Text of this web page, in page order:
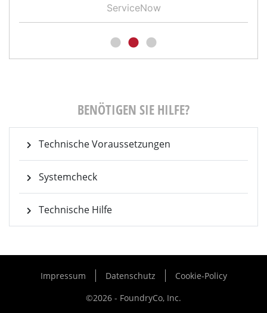
ServiceNow
BENÖTIGEN SIE HILFE?
Technische Voraussetzungen
Systemcheck
Technische Hilfe
Impressum Datenschutz
Cookie-Policy
©2026 - FoundryCo, Inc.